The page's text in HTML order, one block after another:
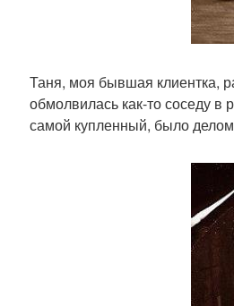
Таня, моя бывшая клиентка,
обмолвилась как-то соседу в
самой купленный, было делом